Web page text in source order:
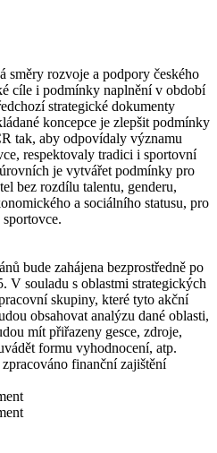
směry rozvoje a podpory českého
cíle i podmínky naplnění v období
strategické dokumenty
koncepce je zlepšit podmínky
tak, aby odpovídaly významu
respektovaly tradici i sportovní
je vytvářet podmínky pro
bez rozdílu talentu, genderu,
a sociálního statusu, pro
bude zahájena bezprostředně po
V souladu s oblastmi strategických
skupiny, které tyto akční
obsahovat analýzu dané oblasti,
mít přiřazeny gesce, zdroje,
formu vyhodnocení, atp.
finanční zajištění